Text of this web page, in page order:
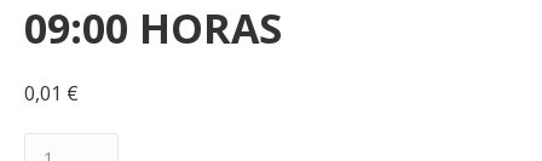
09:00 HORAS
0,01 €
BUS